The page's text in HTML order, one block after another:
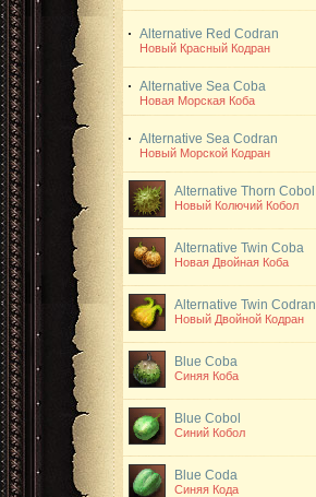
Alternative Red Codran
Новый Красный Кодран
Alternative Sea Coba
Новая Морская Коба
Alternative Sea Codran
Новый Морской Кодран
Alternative Thorn Cobol
Новый Колючий Кобол
Alternative Twin Coba
Новая Двойная Коба
Alternative Twin Codran
Новый Двойной Кодран
Blue Coba
Синяя Коба
Blue Cobol
Синий Кобол
Blue Coda
Синяя Кода